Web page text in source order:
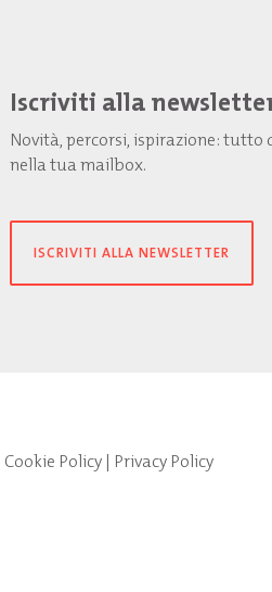
Iscriviti alla
Novità, percorsi, ispirazione:
nella tua mailbox.
ISCRIVITI ALLA NEWSLETTER
Cookie Policy| Privacy Policy